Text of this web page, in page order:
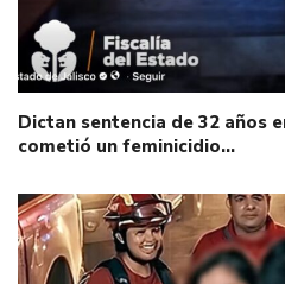
Dictan sentencia de 32 años
cometió un feminicidio…